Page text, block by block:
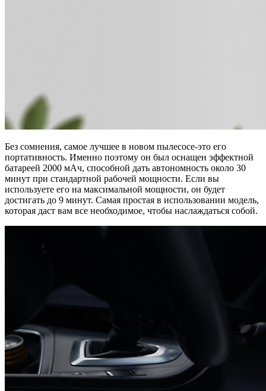
Без сомнения, самое лучшее в новом пылесосе-это его
портативность. Именно поэтому он был оснащен эффектной
батареей 2000 мАч, способной дать автономность около 30
минут при стандартной рабочей мощности. Если вы
используете его на максимальной мощности, он будет
достигать до 9 минут. Самая простая в использовании модель,
которая даст вам все необходимое, чтобы наслаждаться собой.